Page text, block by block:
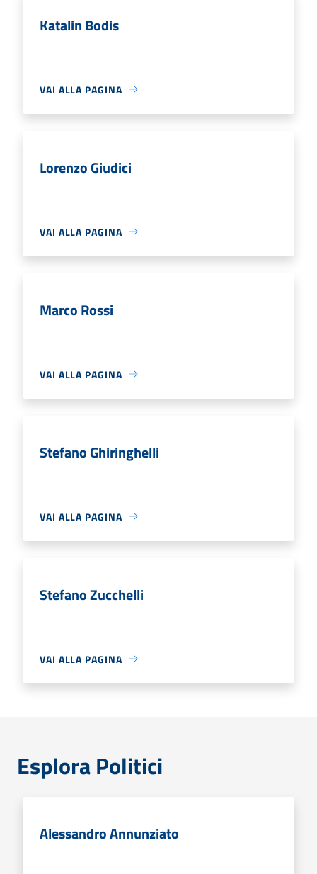
Katalin Bodis
VAI ALLA PAGINA
Lorenzo Giudici
VAI ALLA PAGINA
Marco Rossi
VAI ALLA PAGINA
Stefano Ghiringhelli
VAI ALLA PAGINA
Stefano Zucchelli
VAI ALLA PAGINA
Esplora Politici
Alessandro Annunziato